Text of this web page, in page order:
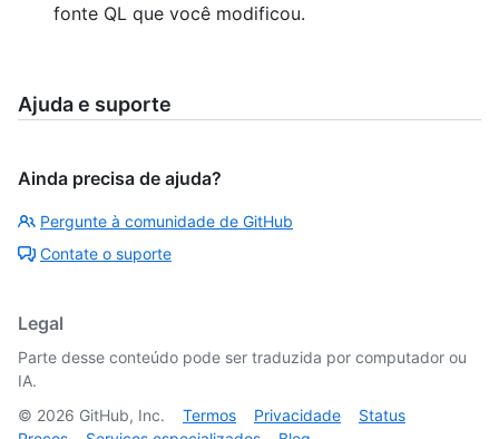
fonte QL que você modificou.
Ajuda e suporte
Ainda precisa de ajuda?
Pergunte à comunidade de GitHub
Contate o suporte
Legal
Parte desse conteúdo pode ser traduzida por computador ou
IA.
© 2026 GitHub, Inc. Termos Privacidade
Status